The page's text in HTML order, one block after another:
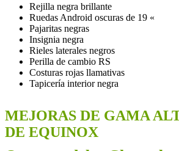
Rejilla negra brillante
Ruedas Android oscuras de 19 «
Pajaritas negras
Insignia negra
Rieles laterales negros
Perilla de cambio RS
Costuras rojas llamativas
Tapicería interior negra
MEJORAS DE GAMA
DE EQUINOX